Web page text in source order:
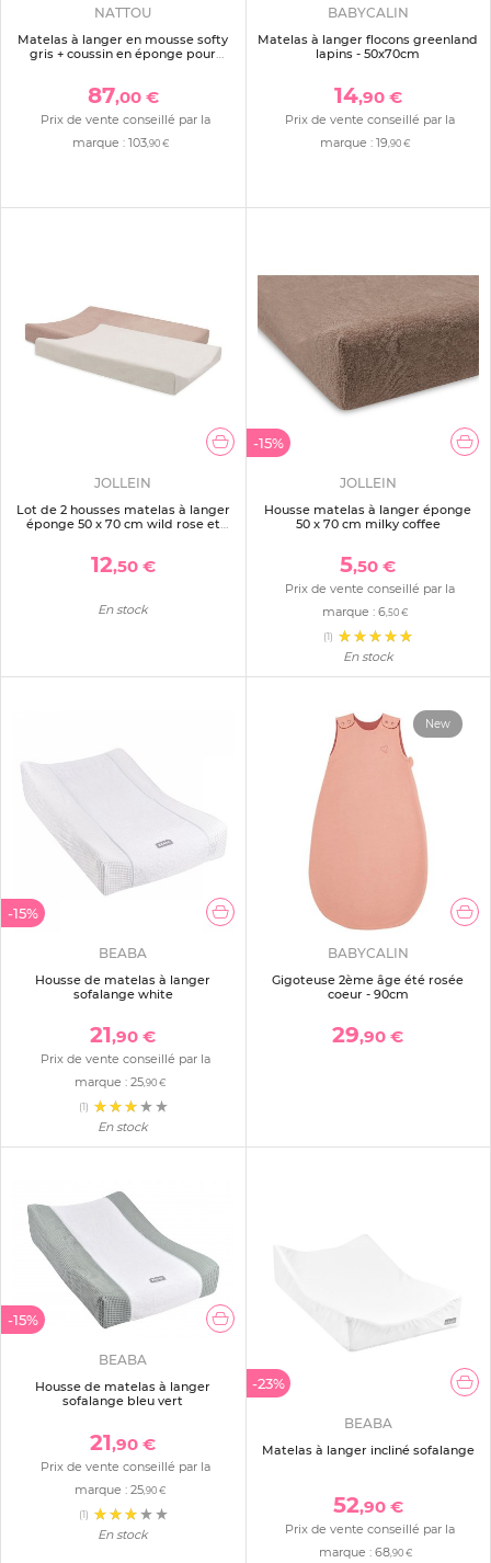
NATTOU
Matelas à langer en mousse softy
gris + coussin en éponge pour
87,00 €
Prix de vente conseillé par la
marque : 103,90 €
BABYCALIN
Matelas à langer flocons greenland
lapins - 50x70cm
14,90 €
Prix de vente conseillé par la
marque :19 ,90 €
JOLLEIN
Lot de 2 housses matelas à langer
éponge 50 x 70 cm wild rose et
12,50 €
En stock
-15%
JOLLEIN
Housse matelas à langer éponge
50 x 70 cm milky coffee
5,50 €
Prix de vente conseillé par la
marque :6,50 €
(1)
En stock
-15%
BEABA
Housse de matelas à langer
sofalange white
21,90 €
Prix de vente conseillé par la
marque :25,90 €
(1)
En stock
New
BABYCALIN
Gigoteuse 2ème âge été rosée
coeur - 90cm
29,90 €
-15%
BEABA
Housse de matelas à langer
sofalange bleu vert
21,90 €
Prix de vente conseillé par la
marque :25 ,90 €
(1)
En stock
-23%
BEABA
Matelas à langer incliné sofalange
52,90 €
Prix de vente conseillé par la
marque : 68,90 €